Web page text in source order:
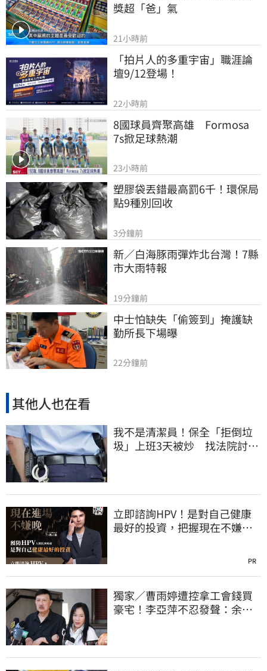
獎超「爸」氣
21小時前
「拍片人的多重宇宙」職涯論
壇9/12登場！
22小時前
8國球員齊聚高雄　Formosa
7s掀足球熱潮
23小時前
塑膠袋丟錯最高罰6千！環保局
點9種別回收
3分鐘前
新／白海豚雨彈炸北台灣！7縣
市大雨特報
19分鐘前
中士怕缺失「偷簽到」掩護缺
勤所長下場曝
22分鐘前
其他人也在看
我不是清潔員！保全「拒倒垃
圾」上班3天被炒 找法院討公
立即諮詢HPV！是對自己健康
最好的投資，把握現在不嫌
PR
獨家／曹雨婷遭控拿工會錢買
豪宅！李亞萍不忍發聲：余天